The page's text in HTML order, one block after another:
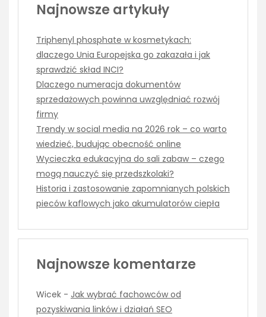
Najnowsze artykuły
Triphenyl phosphate w kosmetykach:
dlaczego Unia Europejska go zakazała i jak
sprawdzić skład INCI?
Dlaczego numeracja dokumentów
sprzedażowych powinna uwzględniać rozwój
firmy
Trendy w social media na 2026 rok – co warto
wiedzieć, budując obecność online
Wycieczka edukacyjna do sali zabaw – czego
mogą nauczyć się przedszkolaki?
Historia i zastosowanie zapomnianych polskich
pieców kaflowych jako akumulatorów ciepła
Najnowsze komentarze
Wicek - Jak wybrać fachowców od
pozyskiwania linków i działań SEO